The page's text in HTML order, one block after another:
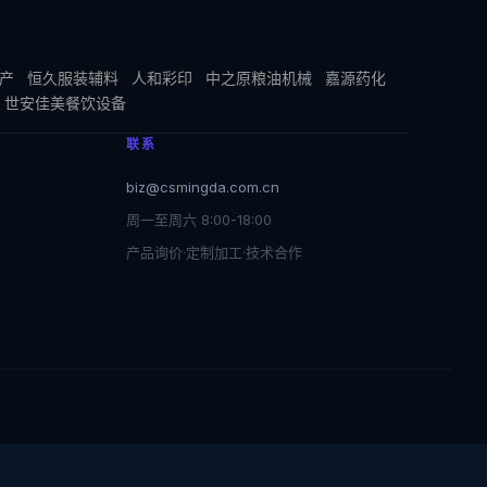
恒久服装辅料 人和彩印 中之原粮油机械
嘉源药化
世安佳美餐饮设备
联系
biz@csmingda.com.cn
周一至周六 8:00-18:00
产品询价·定制加工·技术合作